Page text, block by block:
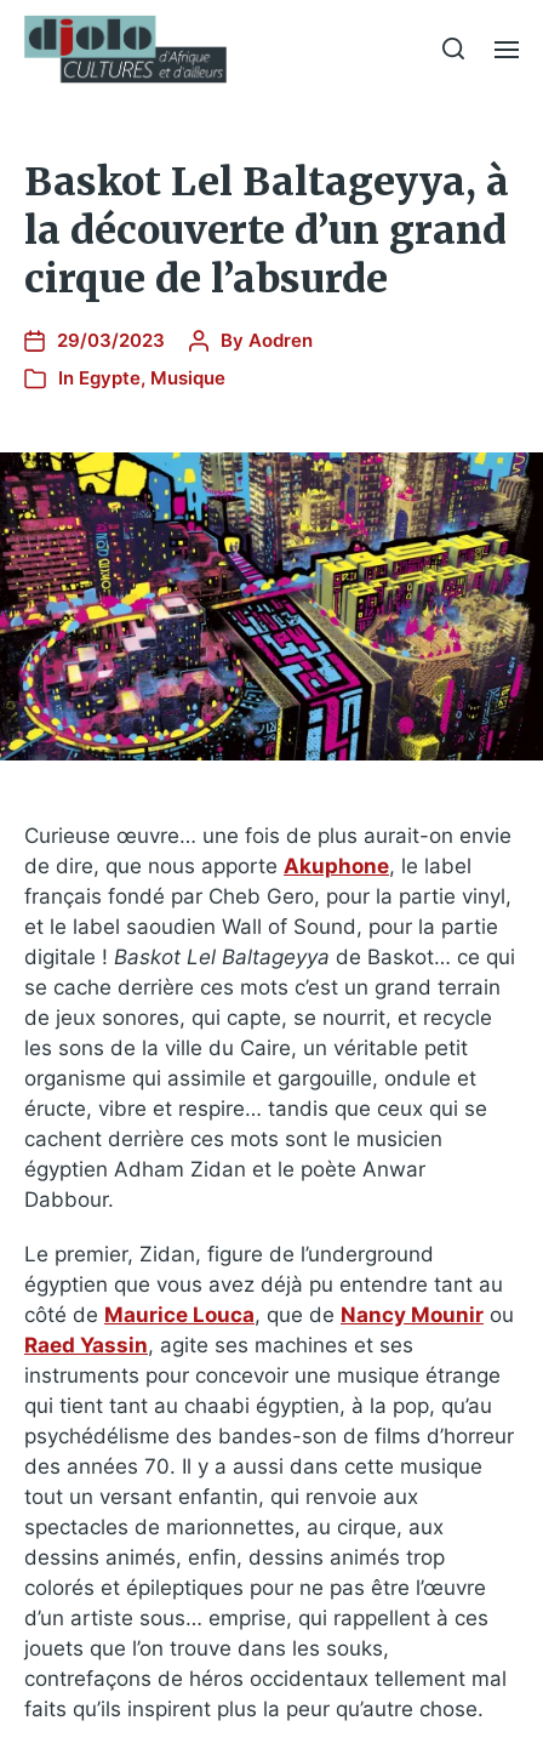
Baskot Lel Baltageyya, à
la découverte d’un grand
cirque de l’absurde
29/03/2023 By Aodren
In Egypte, Musique
Curieuse œuvre… une fois de plus aurait-on envie
de dire, que nous apporte Akuphone, le label
français fondé par Cheb Gero, pour la partie vinyl,
et le label saoudien Wall of Sound, pour la partie
digitale ! Baskot Lel Baltageyya de Baskot… ce qui
se cache derrière ces mots c’est un grand terrain
de jeux sonores, qui capte, se nourrit, et recycle
les sons de la ville du Caire, un véritable petit
organisme qui assimile et gargouille, ondule et
éructe, vibre et respire… tandis que ceux qui se
cachent derrière ces mots sont le musicien
égyptien Adham Zidan et le poète Anwar
Dabbour.
Le premier, Zidan, figure de l’underground
égyptien que vous avez déjà pu entendre tant au
côté de Maurice Louca, que de Nancy Mounir ou
Raed Yassin, agite ses machines et ses
instruments pour concevoir une musique étrange
qui tient tant au chaabi égyptien, à la pop, qu’au
psychédélisme des bandes-son de films d’horreur
des années 70. Il y a aussi dans cette musique
tout un versant enfantin, qui renvoie aux
spectacles de marionnettes, au cirque, aux
dessins animés, enfin, dessins animés trop
colorés et épileptiques pour ne pas être l’œuvre
d’un artiste sous… emprise, qui rappellent à ces
jouets que l’on trouve dans les souks,
contrefaçons de héros occidentaux tellement mal
faits qu’ils inspirent plus la peur qu’autre chose.